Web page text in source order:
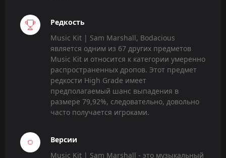
Редкость
Music Kit | Sam Marshall, Bodacious
является одним из 67 других предметов
Music Kit и относится к категории умеренно
распространенных дропов. Этот предмет
редкости High Grade имеет
предполагаемый шанс выпадения в
размере 79,92%, следовательно, довольно
часто получается игроками.
Версии
Music Kit | Sam Marshall - это музыкальный